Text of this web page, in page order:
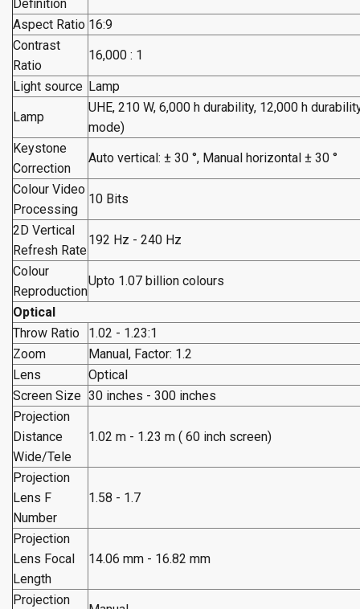
Definition
Aspect Ratio 16:9
Contrast
Ratio
16,000 : 1
Light source Lamp
Lamp
UHE, 210 W, 6,000 h durability, 12,000 h
mode)
Keystone
Correction
Auto vertical: ± 30 °, Manual horizontal ± 30 °
Colour Video
Processing
10 Bits
2D Vertical
Refresh Rate
192 Hz - 240 Hz
Colour
Reproduction
Upto 1.07 billion colours
Optical
Throw Ratio
1.02 - 1.23:1
Zoom
Manual, Factor: 1.2
Lens
Optical
Screen Size 30 inches - 300 inches
Projection
Distance
Wide/Tele
1.02 m - 1.23 m ( 60 inch screen)
Projection
Lens F
Number
1.58 - 1.7
Projection
Lens Focal
Length
14.06 mm - 16.82 mm
Projection